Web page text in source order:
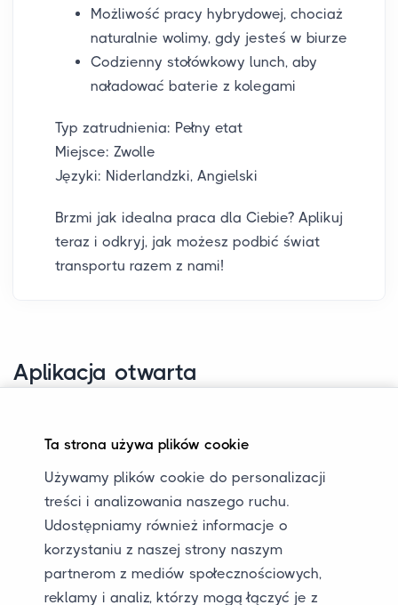
Możliwość pracy hybrydowej, chociaż
naturalnie wolimy, gdy jesteś w biurze
Codzienny stołówkowy lunch, aby
naładować baterie z kolegami
Typ zatrudnienia: Pełny etat
Miejsce: Zwolle
Języki: Niderlandzki, Angielski
Brzmi jak idealna praca dla Ciebie? Aplikuj
teraz i odkryj, jak możesz podbić świat
transportu razem z nami!
Aplikacja otwarta
przekonany, że byłbyś świetnym dodatkiem do
talenty, które dzielą naszą pasję i mogą wnieść
coś wyjątkowego do naszej firmy. Skontaktuj się
z nami, wysyłając swoje CV i krótki list
motywacyjny, wyjaśniając, dlaczego chcesz z
nami pracować i jak myślisz, że możesz
Ta strona używa plików cookie
Używamy plików cookie do personalizacji
treści i analizowania naszego ruchu.
Udostępniamy również informacje o
korzystaniu z naszej strony naszym
partnerom z mediów społecznościowych,
reklamy i analiz, którzy mogą łączyć je z